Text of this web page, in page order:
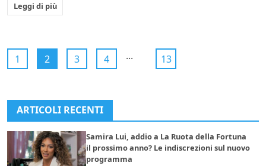
Leggi di più
1 2 3 4 ... 13
ARTICOLI RECENTI
Samira Lui, addio a La Ruota della Fortuna
il prossimo anno? Le indiscrezioni sul nuovo
programma